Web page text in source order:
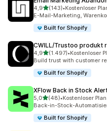
4,9von 5 Sternen
(143)
143 Rezensionen insgesamt
•Kostenloser
E-Mail-Marketing,
Built for Shopify
CWILL/Trustoo produkt
4,9von 5 Sternen
(1.497)
1497 Rezensionen
•Kostenloser
Build trust with customer
Built for Shopify
XFlow Back in Stock
5,0von 5 Sternen
(48)
48 Rezensionen insgesamt
•Kostenloser
Back-in-Stock-
Built for Shopify